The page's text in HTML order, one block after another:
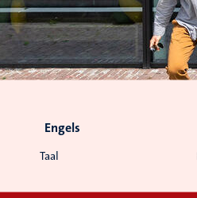
Taal
Engels